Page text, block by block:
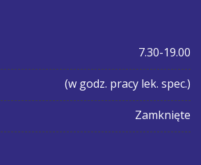
7.30-19.00
(w godz. pracy lek. spec.)
Zamknięte